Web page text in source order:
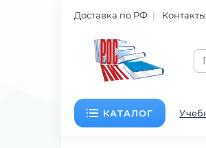
Доставка по РФ Контакты
КАТАЛОГ